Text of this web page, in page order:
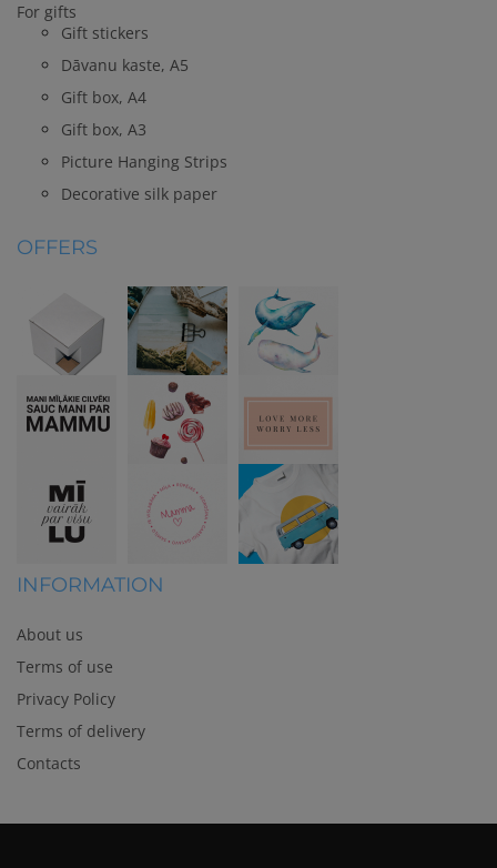
For gifts
Gift stickers
Dāvanu kaste, A5
Gift box, A4
Gift box, A3
Picture Hanging Strips
Decorative silk paper
OFFERS
INFORMATION
About us
Terms of use
Privacy Policy
Terms of delivery
Contacts